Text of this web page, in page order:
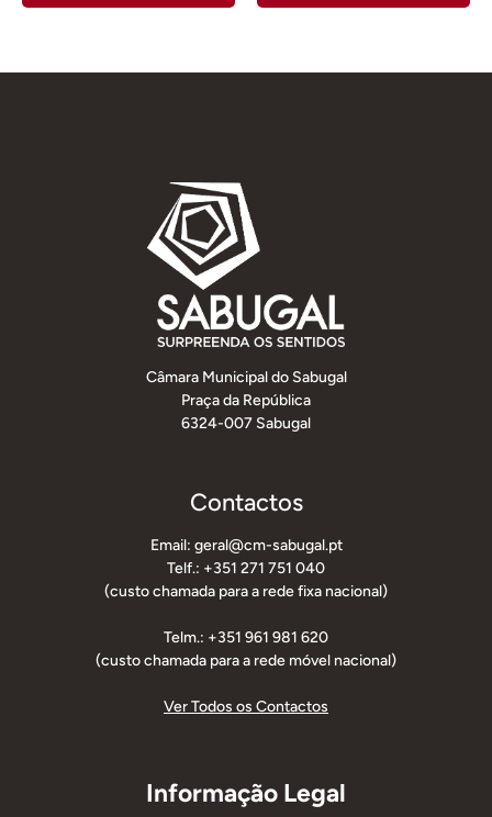
Câmara Municipal do Sabugal
Praça da República
6324-007 Sabugal
Contactos
Email: geral@cm-sabugal.pt
Telf.: +351 271 751 040
(custo chamada para a rede fixa nacional)
Telm.: +351 961 981 620
(custo chamada para a rede móvel nacional)
Ver Todos os Contactos
Informação Legal